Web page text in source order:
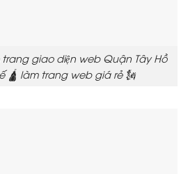
giao diện web Quận Tây Hồ
🛕 làm trang web giá rẻ 🗽